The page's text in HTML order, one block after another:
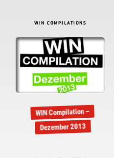
WIN COMPILATIONS
WIN Compilation –
Dezember 2013